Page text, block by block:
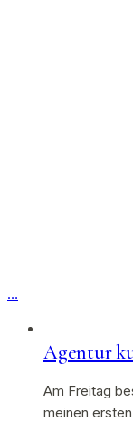
…
Agentur
Am Freitag
meinen